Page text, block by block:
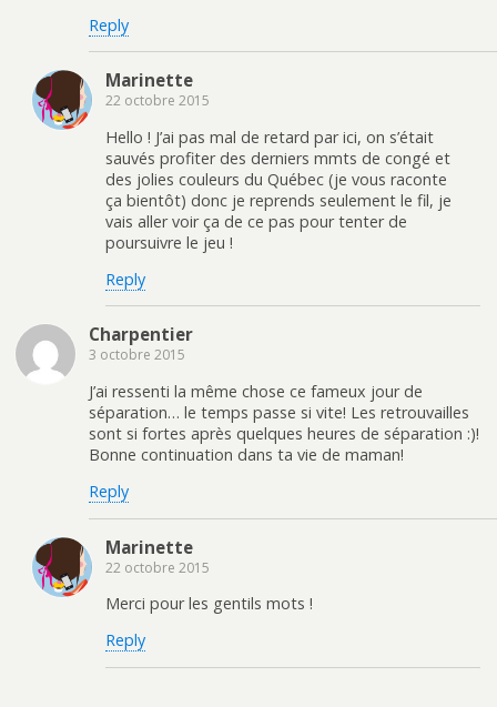
Reply
Marinette
22 octobre 2015
Hello ! J’ai pas mal de retard par ici, on s’était
sauvés profiter des derniers mmts de congé et
des jolies couleurs du Québec (je vous raconte
ça bientôt) donc je reprends seulement le fil, je
vais aller voir ça de ce pas pour tenter de
poursuivre le jeu !
Reply
Charpentier
3 octobre 2015
J’ai ressenti la même chose ce fameux jour de
séparation… le temps passe si vite! Les retrouvailles
sont si fortes après quelques heures de séparation :)!
Bonne continuation dans ta vie de maman!
Reply
Marinette
22 octobre 2015
Merci pour les gentils mots !
Reply